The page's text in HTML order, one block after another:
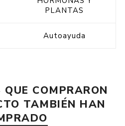
PLANTAS
Autoayuda
COMPRARON
TAMBIÉN HAN